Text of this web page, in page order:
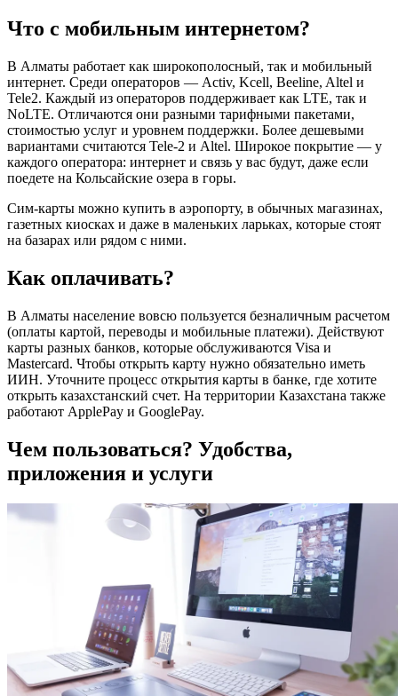
Что с мобильным интернетом?
В Алматы работает как широкополосный, так и мобильный
интернет. Среди операторов — Activ, Kcell, Beeline, Altel и
Tele2. Каждый из операторов поддерживает как LTE, так и
NoLTE. Отличаются они разными тарифными пакетами,
стоимостью услуг и уровнем поддержки. Более дешевыми
вариантами считаются Tele-2 и Altel. Широкое покрытие — у
каждого оператора: интернет и связь у вас будут, даже если
поедете на Кольсайские озера в горы.
Сим-карты можно купить в аэропорту, в обычных магазинах,
газетных киосках и даже в маленьких ларьках, которые стоят
на базарах или рядом с ними.
Как оплачивать?
В Алматы население вовсю пользуется безналичным расчетом
(оплаты картой, переводы и мобильные платежи). Действуют
карты разных банков, которые обслуживаются Visa и
Mastercard. Чтобы открыть карту нужно обязательно иметь
ИИН. Уточните процесс открытия карты в банке, где хотите
открыть казахстанский счет. На территории Казахстана также
работают ApplePay и GooglePay.
Чем пользоваться? Удобства,
приложения и услуги